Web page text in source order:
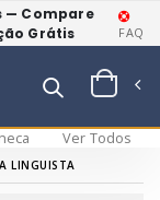
— Compare
Grátis
FAQ
Ver Todos
LINGUISTA